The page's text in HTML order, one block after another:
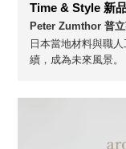
Time & Style 新
Peter Zumthor 普
日本當地材料與職
續，成為未來風景。